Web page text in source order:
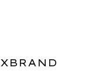
XBRAND